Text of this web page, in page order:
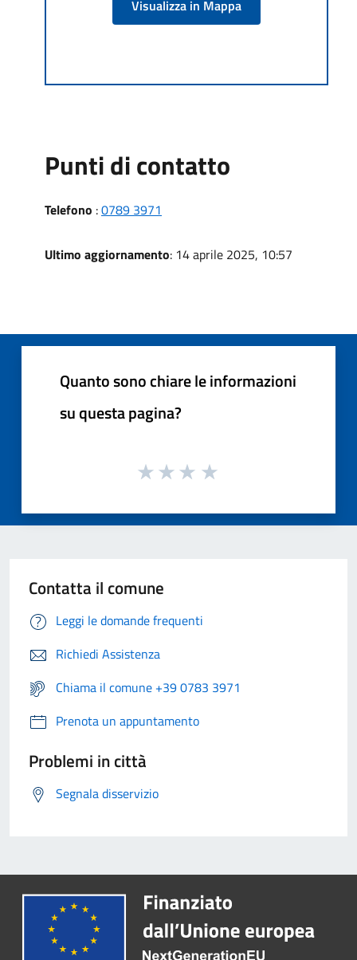
Visualizza in Mappa
Punti di contatto
Telefono :0789 3971
Ultimo aggiornamento: 14 aprile 2025, 10:57
Quanto sono chiare le informazioni
su questa pagina?
Contatta il comune
Leggi le domande frequenti
Richiedi Assistenza
Chiama il comune +39 0783 3971
Prenota un appuntamento
Problemi in città
Segnala disservizio